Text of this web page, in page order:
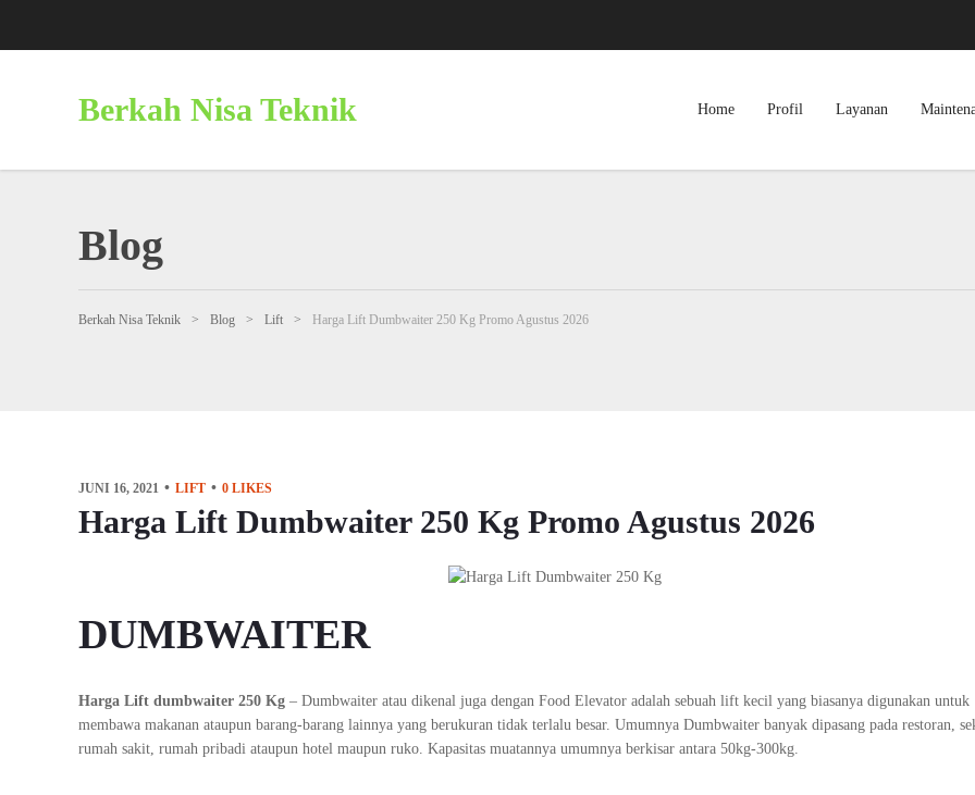
Berkah Nisa Teknik Home Profil Layanan
Blog
Berkah Nisa Teknik > Blog > Lift > Harga Lift Dumbwaiter 250 Kg Promo Agustus 2026
JUNI 16, 2021 LIFT 0 LIKES
Harga Lift Dumbwaiter 250 Kg Promo Agustus 2026
DUMBWAITER
Harga Lift dumbwaiter 250 Kg – Dumbwaiter atau dikenal juga dengan Food Elevator adalah sebuah lift kecil yang biasanya digunakan untuk
membawa makanan ataupun barang-barang lainnya yang berukuran tidak terlalu besar. Umumnya Dumbwaiter banyak dipasang pada restoran,
rumah sakit, rumah pribadi ataupun hotel maupun ruko. Kapasitas muatannya umumnya berkisar antara 50kg-300kg.